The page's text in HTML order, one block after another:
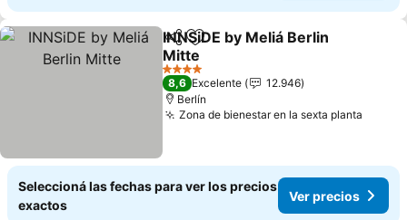
CompartirAñadir a favoritos
INNSiDE by Meliá Berlin
Mitte
4 Estrellas
8,6 Excelente
12.946
Berlín
Zona de bienestar en la sexta planta
Seleccioná las fechas para ver los precios
exactos
Ver precios